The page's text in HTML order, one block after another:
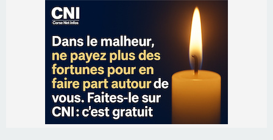
Les brèves
09/08/2026 11:04
Festa di l’Associi Curtinesi le 13 septembre
06/08/2026 15:57
Ucciani – Marché des producteurs à Cruculi le